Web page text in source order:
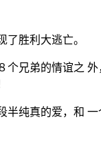
了胜利大逃亡。
兄弟的情谊之
纯真的爱，和